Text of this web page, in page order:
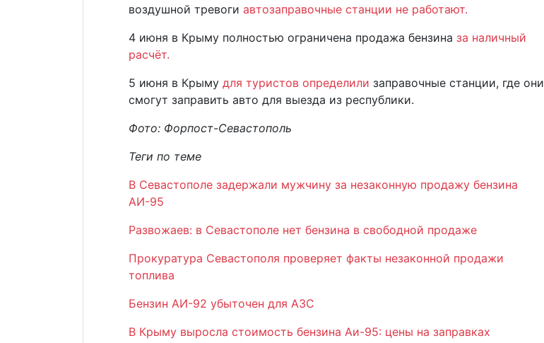
воздушной тревоги автозаправочные станции не работают.
4 июня в Крыму полностью ограничена продажа бензина за наличный
расчёт.
5 июня в Крыму для туристов определили заправочные станции, где они
смогут заправить авто для выезда из республики.
Фото: Форпост-Севастополь
Теги по теме
В Севастополе задержали мужчину за незаконную продажу бензина
АИ-95
Развожаев: в Севастополе нет бензина в свободной продаже
Прокуратура Севастополя проверяет факты незаконной продажи
топлива
Бензин АИ-92 убыточен для АЗС
В Крыму выросла стоимость бензина Аи-95: цены на заправках